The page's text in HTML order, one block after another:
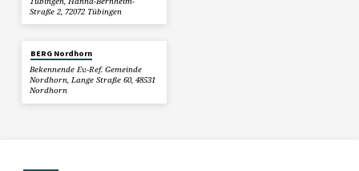
Straße 2, 72072 Tübingen
BERG Nordhorn
Bekennende Ev.-Ref. Gemeinde
Nordhorn, Lange Straße 60, 48531
Nordhorn